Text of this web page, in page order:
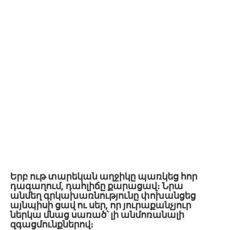
Երբ ութ տարեկան աղջիկը պառկեց հոր
դագաղում, դահլիճը քարացավ։ Նրա
անմեղ գրկախառնությունը փոխանցեց
այնպիսի ցավ ու սեր, որ յուրաքանչյուր
ներկա մնաց սառած՝ լի անմոռանալի
զգացմունքներով։